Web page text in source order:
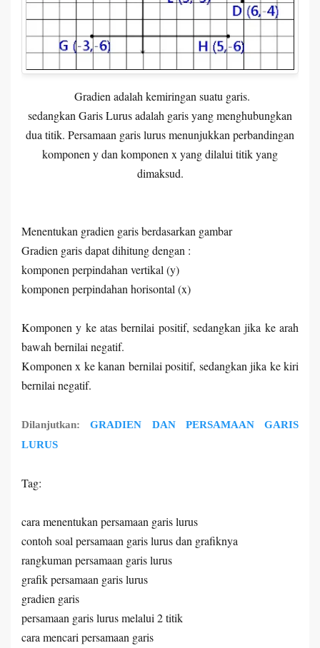
Gradien adalah kemiringan suatu garis.
sedangkan Garis Lurus adalah garis yang menghubungkan
dua titik. Persamaan garis lurus menunjukkan perbandingan
komponen y dan komponen x yang dilalui titik yang
dimaksud.
Menentukan gradien garis berdasarkan gambar
Gradien garis dapat dihitung dengan :
komponen perpindahan vertikal (y)
komponen perpindahan horisontal (x)
Komponen y ke atas bernilai positif, sedangkan jika ke arah
bawah bernilai negatif.
Komponen x ke kanan bernilai positif, sedangkan jika ke kiri
bernilai negatif.
Dilanjutkan:GRADIEN DAN PERSAMAAN GARIS
LURUS
Tag:
cara menentukan persamaan garis lurus
contoh soal persamaan garis lurus dan grafiknya
rangkuman persamaan garis lurus
grafik persamaan garis lurus
gradien garis
persamaan garis lurus melalui 2 titik
cara mencari persamaan garis